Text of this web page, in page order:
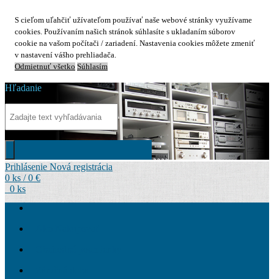
S cieľom uľahčiť užívateľom používať naše webové stránky využívame
cookies. Používaním našich stránok súhlasíte s ukladaním súborov
cookie na vašom počítači / zariadení. Nastavenia cookies môžete zmeniť
v nastavení vášho prehliadača.
Odmietnuť všetko Súhlasím
Hľadanie
Prihlásenie Nová registrácia
0 ks / 0 €
0 ks